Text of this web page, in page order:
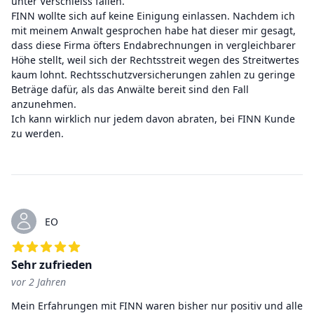
FINN wollte sich auf keine Einigung einlassen. Nachdem ich
mit meinem Anwalt gesprochen habe hat dieser mir gesagt,
dass diese Firma öfters Endabrechnungen in vergleichbarer
Höhe stellt, weil sich der Rechtsstreit wegen des Streitwertes
kaum lohnt. Rechtsschutzversicherungen zahlen zu geringe
Beträge dafür, als das Anwälte bereit sind den Fall
anzunehmen.
Ich kann wirklich nur jedem davon abraten, bei FINN Kunde
zu werden.
EO
Sehr zufrieden
vor 2 Jahren
Mein Erfahrungen mit FINN waren bisher nur positiv und alle